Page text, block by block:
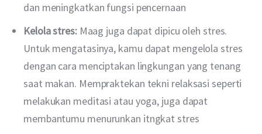
dan meningkatkan fungsi pencernaan
Kelola stres:Maag juga dapat dipicu oleh stres.
Untuk mengatasinya, kamu dapat mengelola stres
dengan cara menciptakan lingkungan yang tenang
saat makan. Mempraktekan tekni relaksasi seperti
melakukan meditasi atau yoga, juga dapat
membantumu menurunkan itngkat stres